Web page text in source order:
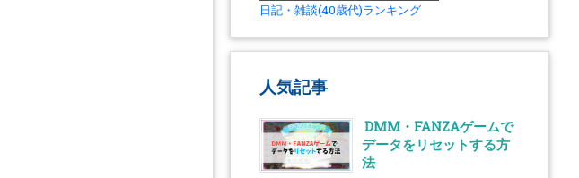
日記・雑談(40歳代)ランキング
人気記事
DMM・FANZAゲームで
データをリセットする方
法